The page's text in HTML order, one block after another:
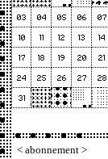
< abonnement >